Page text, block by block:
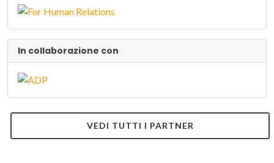
In collaborazione con
VEDI TUTTI I PARTNER